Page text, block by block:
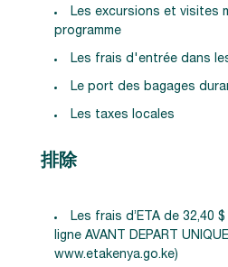
Les excursions et visites
programme
Les frais d'entrée dans
Le port des bagages
Les taxes locales
排除
Les frais d’ETA de 32,40
ligne AVANT DEPART
www.etakenya.go.ke)